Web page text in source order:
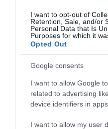
I want to opt-out of
Retention, Sale, and/or
Personal Data that Is
Purposes for which it
Opted Out
Google consents
I want to allow Google
related to advertising
device identifiers in apps.
I want to allow my user